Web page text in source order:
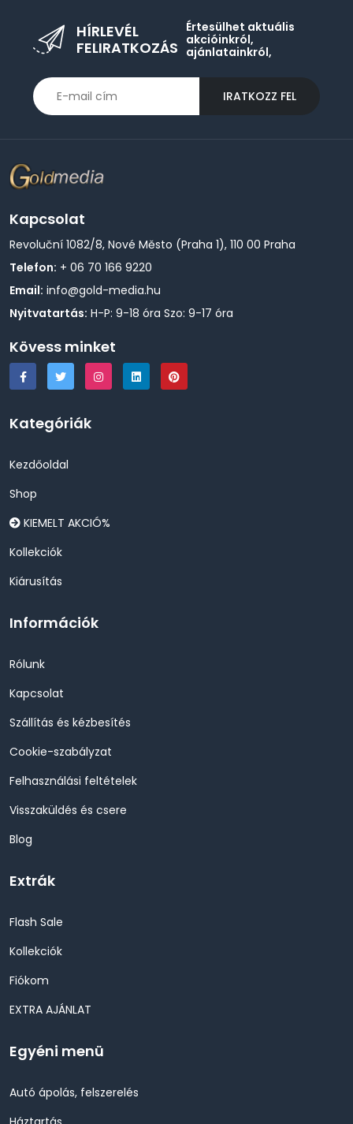
HÍRLEVÉL
FELIRATKOZÁS
Értesülhet aktuális
akcióinkról,
ajánlatainkról,
IRATKOZZ FEL
Kapcsolat
Revoluční 1082/8, Nové Město (Praha 1), 110 00 Praha
Telefon: + 06 70 166 9220
Email: info@gold-media.hu
Nyitvatartás: H-P: 9-18 óra Szo: 9-17 óra
Kövess minket
Kategóriák
Kezdőoldal
Shop
KIEMELT AKCIÓ%
Kollekciók
Kiárusítás
Információk
Rólunk
Kapcsolat
Szállítás és kézbesítés
Cookie-szabályzat
Felhasználási feltételek
Visszaküldés és csere
Blog
Extrák
Flash Sale
Kollekciók
Fiókom
EXTRA AJÁNLAT
Egyéni menü
Autó ápolás, felszerelés